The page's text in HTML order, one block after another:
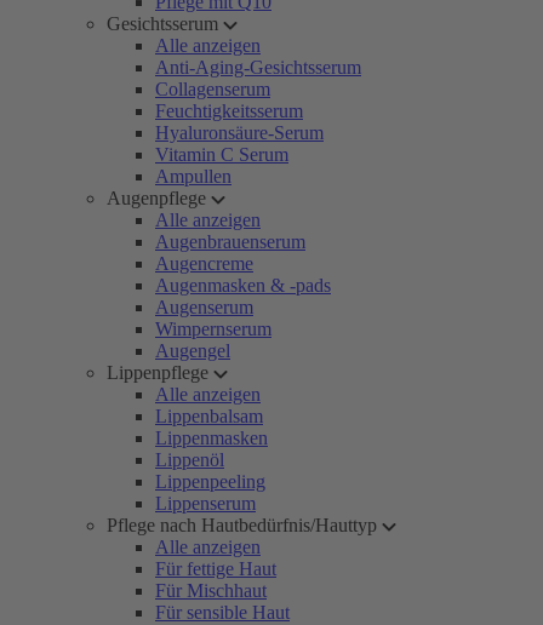
Gesichtsserum
Alle anzeigen
Anti-Aging-Gesichtsserum
Collagenserum
Feuchtigkeitsserum
Hyaluronsäure-Serum
Vitamin C Serum
Ampullen
Augenpflege
Alle anzeigen
Augenbrauenserum
Augencreme
Augenmasken & -pads
Augenserum
Wimpernserum
Augengel
Lippenpflege
Alle anzeigen
Lippenbalsam
Lippenmasken
Lippenöl
Lippenpeeling
Lippenserum
Pflege nach Hautbedürfnis/Hauttyp
Alle anzeigen
Für fettige Haut
Für Mischhaut
Für sensible Haut